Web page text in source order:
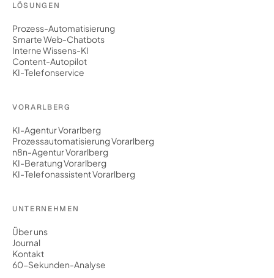
LÖSUNGEN
Prozess-Automatisierung
Smarte Web-Chatbots
Interne Wissens-KI
Content-Autopilot
KI-Telefonservice
VORARLBERG
KI-Agentur Vorarlberg
Prozessautomatisierung Vorarlberg
n8n-Agentur Vorarlberg
KI-Beratung Vorarlberg
KI-Telefonassistent Vorarlberg
UNTERNEHMEN
Über uns
Journal
Kontakt
60-Sekunden-Analyse